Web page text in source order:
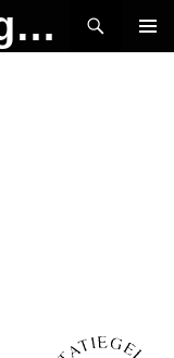
MAD Media Magazine